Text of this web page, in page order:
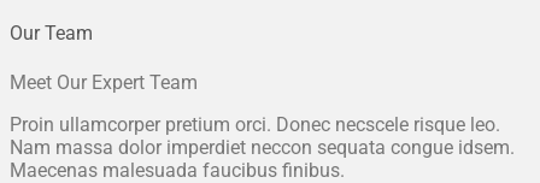
Our Team
Meet Our Expert Team
Proin ullamcorper pretium orci. Donec necscele risque leo.
Nam massa dolor imperdiet neccon sequata congue idsem.
Maecenas malesuada faucibus finibus.